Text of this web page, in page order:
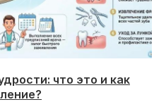
что это и как